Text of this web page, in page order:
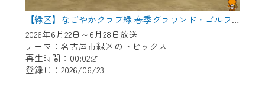
【緑区】なごやかクラブ緑 春季グラウンド・ゴルフ大会
2026年6月22日～6月28日放送
テーマ：名古屋市緑区のトピックス
再生時間：00:02:21
登録日：2026/06/23